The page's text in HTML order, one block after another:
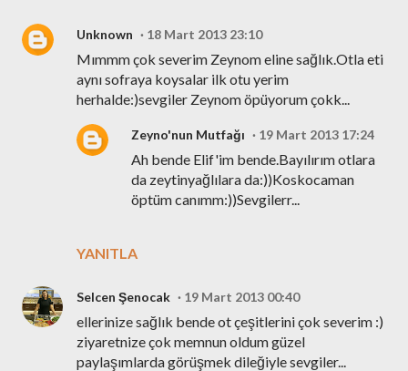
Unknown 18 Mart 2013 23:10
Mımmm çok severim Zeynom eline sağlık.Otla eti
aynı sofraya koysalar ilk otu yerim
herhalde:)sevgiler Zeynom öpüyorum çokk...
YANITLA
Zeyno'nun Mutfağı 19 Mart 2013 17:24
Ah bende Elif'im bende.Bayılırım otlara
da zeytinyağlılara da:))Koskocaman
öptüm canımm:))Sevgilerr...
Selcen Şenocak 19 Mart 2013 00:40
ellerinize sağlık bende ot çeşitlerini çok severim :)
ziyaretnize çok memnun oldum güzel
paylaşımlarda görüşmek dileğiyle sevgiler...